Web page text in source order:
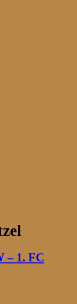
– 1. FC